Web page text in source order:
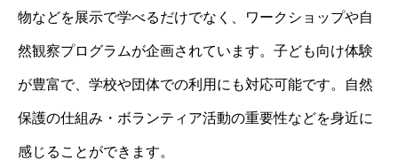
物などを展示で学べるだけでなく、ワークショップや自
然観察プログラムが企画されています。子ども向け体験
が豊富で、学校や団体での利用にも対応可能です。自然
保護の仕組み・ボランティア活動の重要性などを身近に
感じることができます。